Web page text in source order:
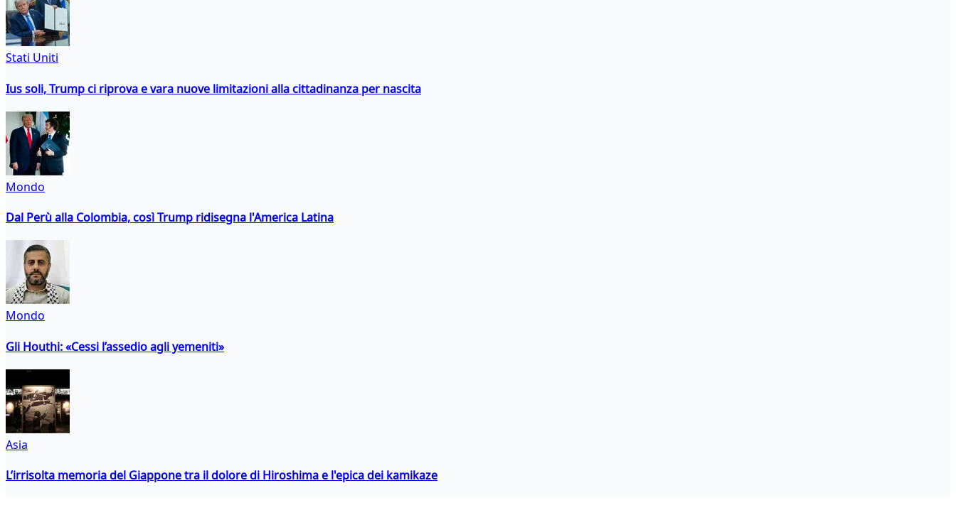
Stati Uniti
Ius soli, Trump ci riprova e vara nuove limitazioni alla cittadinanza per nascita
Mondo
Dal Perù alla Colombia, così Trump ridisegna l'America Latina
Mondo
Gli Houthi: «Cessi l’assedio agli yemeniti»
Asia
L’irrisolta memoria del Giappone tra il dolore di Hiroshima e l'epica dei kamikaze